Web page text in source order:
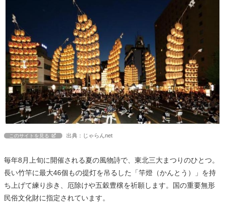
このサイトを見る 出典：じゃらんnet
毎年8月上旬に開催される夏の風物詩で、東北三大まつりのひとつ。
長い竹竿に最大46個もの提灯を吊るした「竿燈（かんとう）」を持
ち上げて練り歩き、厄除けや五穀豊穣を祈願します。国の重要無形
民俗文化財に指定されています。